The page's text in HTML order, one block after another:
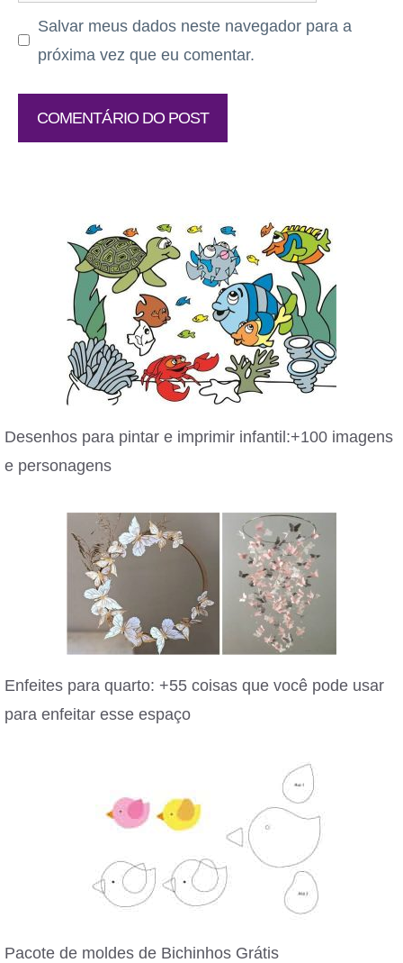
Salvar meus dados neste navegador para a
próxima vez que eu comentar.
Desenhos para pintar e imprimir infantil:+100 imagens
e personagens
Enfeites para quarto: +55 coisas que você pode usar
para enfeitar esse espaço
Pacote de moldes de Bichinhos Grátis